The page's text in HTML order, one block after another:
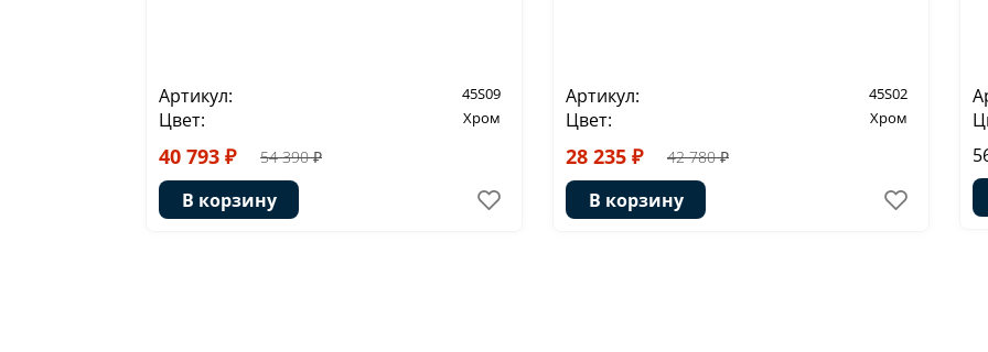
Артикул: 45S09
Цвет: Хром
40 793 ₽ 54 390 ₽
В корзину
Артикул: 45S02
Цвет: Хром
28 235 ₽ 42 780 ₽
В корзину